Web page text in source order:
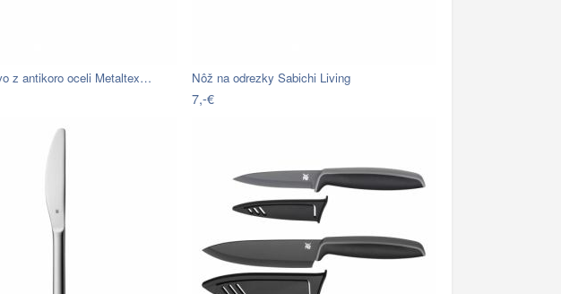
z antikoro oceli Metaltex… Nôž na odrezky Sabichi Living
7,-€